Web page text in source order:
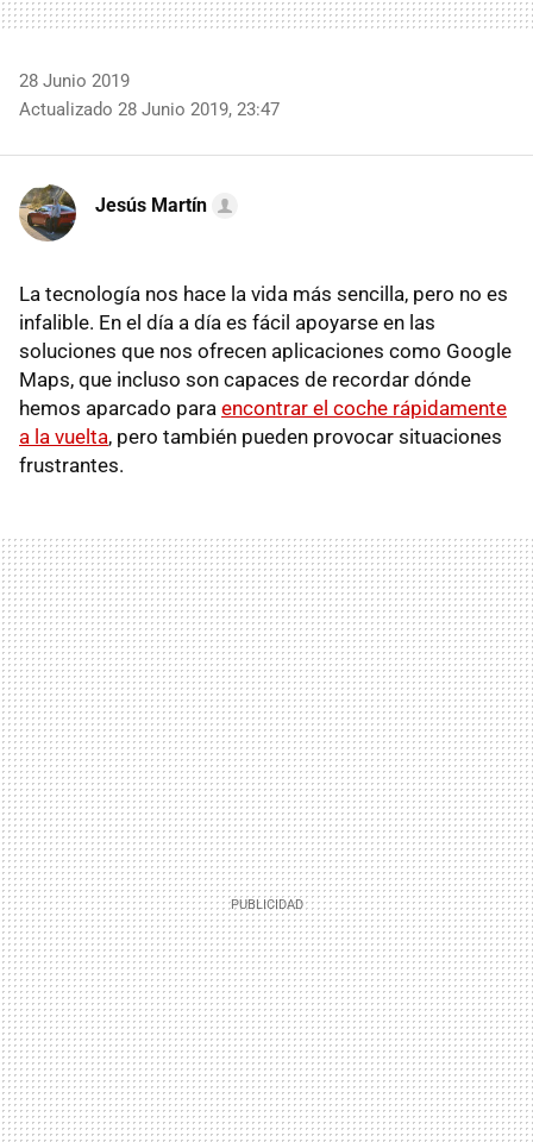
28 Junio 2019
Actualizado 28 Junio 2019, 23:47
Jesús Martín
La tecnología nos hace la vida más sencilla, pero no es
infalible. En el día a día es fácil apoyarse en las
soluciones que nos ofrecen aplicaciones como Google
Maps, que incluso son capaces de recordar dónde
hemos aparcado para encontrar el coche rápidamente
a la vuelta, pero también pueden provocar situaciones
frustrantes.